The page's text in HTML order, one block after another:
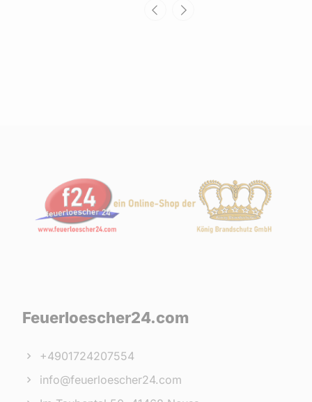
Feuerloescher24.com
+4901724207554
info@feuerloescher24.com